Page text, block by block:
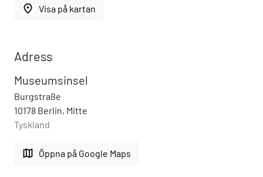
place Visa på kartan
Adress
Museumsinsel
Burgstraße
10178 Berlin, Mitte
Tyskland
map Öppna på Google Maps